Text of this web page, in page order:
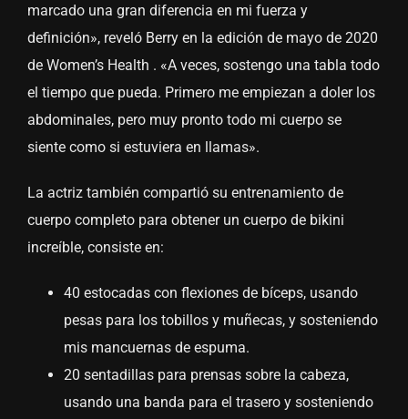
marcado una gran diferencia en mi fuerza y ​​
definición», reveló Berry en la edición de mayo de 2020
de Women’s Health . «A veces, sostengo una tabla todo
el tiempo que pueda. Primero me empiezan a doler los
abdominales, pero muy pronto todo mi cuerpo se
siente como si estuviera en llamas».
La actriz también compartió su entrenamiento de
cuerpo completo para obtener un cuerpo de bikini
increíble, consiste en:
40 estocadas con flexiones de bíceps, usando
pesas para los tobillos y muñecas, y sosteniendo
mis mancuernas de espuma.
20 sentadillas para prensas sobre la cabeza,
usando una banda para el trasero y sosteniendo